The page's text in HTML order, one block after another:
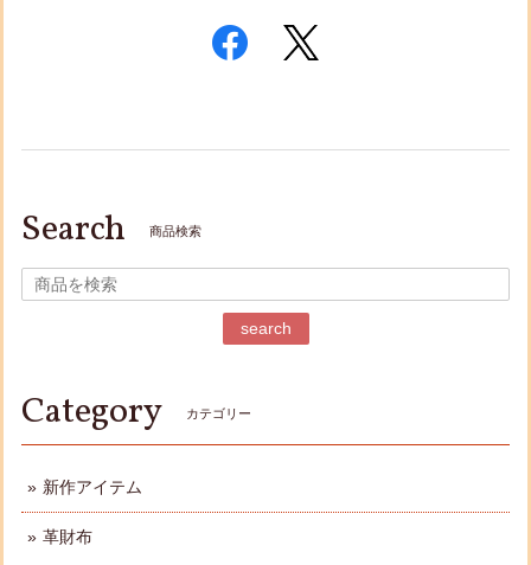
Search 商品検索
search
Category カテゴリー
新作アイテム
革財布